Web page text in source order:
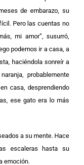
de embarazo, su
Pero las cuentas no
mi amor”, susurró,
podemos ir a casa, a
haciéndola sonreír a
probablemente
casa, desprendiendo
ese gato era lo más
a su mente. Hace
escaleras hasta su
emoción.